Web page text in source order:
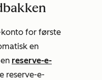
konto for første
en
reserve-e-
reserve-e-